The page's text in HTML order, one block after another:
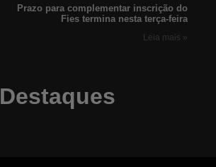
Destaques
Prazo para complementar inscrição do
Fies termina nesta terça-feira
Leia mais »